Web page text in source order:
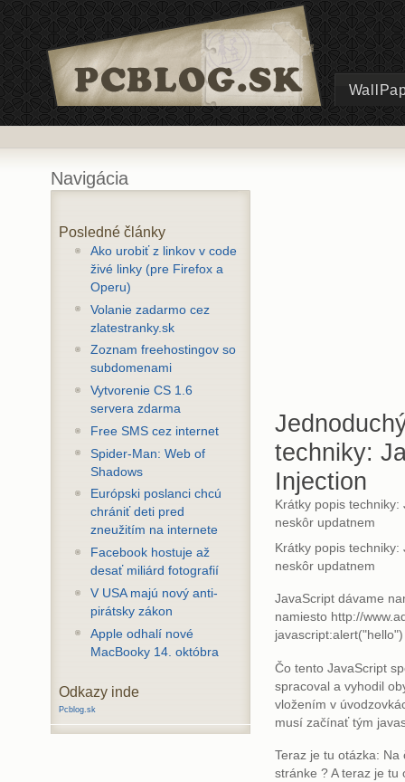
Navigácia
Posledné články
Ako urobiť z linkov v code
živé linky (pre Firefox a
Operu)
Volanie zadarmo cez
zlatestranky.sk
Zoznam freehostingov so
subdomenami
Vytvorenie CS 1.6
servera zdarma
Free SMS cez internet
Spider-Man: Web of
Shadows
Európski poslanci chcú
chrániť deti pred
zneužitím na internete
Facebook hostuje až
desať miliárd fotografií
V USA majú nový anti-
pirátsky zákon
Apple odhalí nové
MacBooky 14. októbra
Odkazy inde
Pcblog.sk
techniky:
Injection
Krátky popis
neskôr updatnem
Krátky popis
neskôr updatnem
JavaScript dávame
namiesto http://
javascript:alert("hello")
Čo tento JavaScript
spracoval a vyhodil
vložením v
musí začínať tým
Teraz je tu otázka:
stránke ? A teraz je